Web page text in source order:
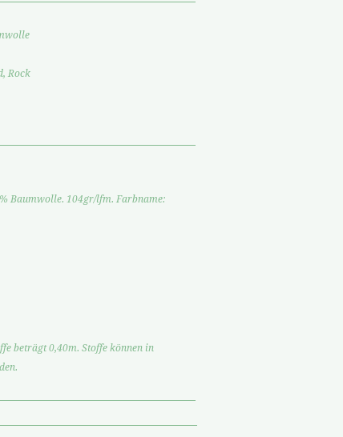
Rock
Baumwolle. 104gr/lfm. Farbname:
beträgt 0,40m. Stoffe können in